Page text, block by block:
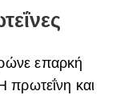
επαρκή
πρωτεΐνη και